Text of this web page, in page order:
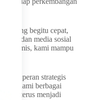
yang begitu cepat,
batas dan media sosial
dinamis, kami mampu
peran strategis
berbagai
terus menjadi